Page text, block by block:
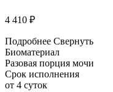
4 410 ₽
Подробнее Свернуть
Биоматериал
Разовая порция мочи
Срок исполнения
от 4 суток